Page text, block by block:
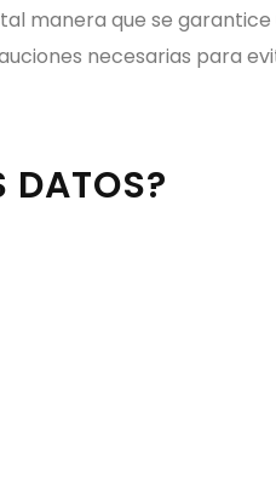
manera que se
necesarias para
DATOS?